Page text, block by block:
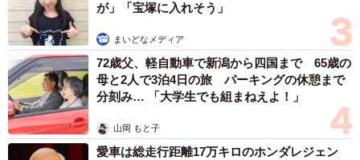
が」「宝塚に入れそう」
まいどなメディア
72歳父、軽自動車で新潟から四国まで 65歳の
母と2人で3泊4日の旅 パーキングの休憩まで
分刻み… 「大学生でも組まねえよ！」
山岡 もと子
愛車は総走行距離17万キロのホンダレジェン